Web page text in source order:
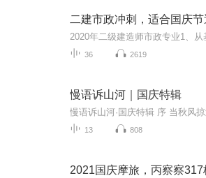
二建市政冲刺，适合国庆
36 2619
慢语诉山河｜国庆特辑
13 808
2021国庆摩旅，丙察察317